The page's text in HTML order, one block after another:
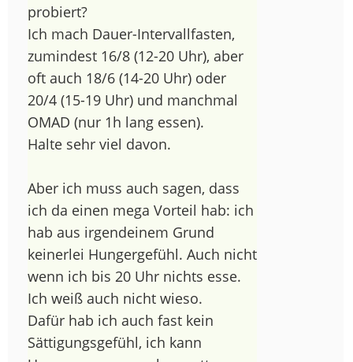
probiert?
Ich mach Dauer-Intervallfasten,
zumindest 16/8 (12-20 Uhr), aber
oft auch 18/6 (14-20 Uhr) oder
20/4 (15-19 Uhr) und manchmal
OMAD (nur 1h lang essen).
Halte sehr viel davon.
Aber ich muss auch sagen, dass
ich da einen mega Vorteil hab: ich
hab aus irgendeinem Grund
keinerlei Hungergefühl. Auch nicht
wenn ich bis 20 Uhr nichts esse.
Ich weiß auch nicht wieso.
Dafür hab ich auch fast kein
Sättigungsgefühl, ich kann